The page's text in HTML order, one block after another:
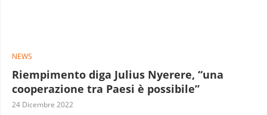
NEWS
Riempimento diga Julius Nyerere, “una
cooperazione tra Paesi è possibile”
24 Dicembre 2022